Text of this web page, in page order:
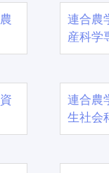
連合農
産科学
連合農
生社会